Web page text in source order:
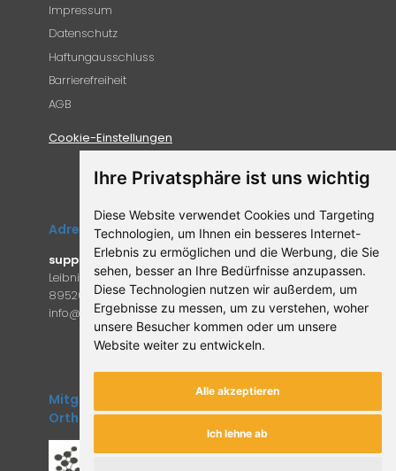
Ihre Privatsphäre ist uns wichtig
Diese Website verwendet Cookies und Targeting
Technologien, um Ihnen ein besseres Internet-
Erlebnis zu ermöglichen und die Werbung, die Sie
sehen, besser an Ihre Bedürfnisse anzupassen.
Diese Technologien nutzen wir außerdem, um
Ergebnisse zu messen, um zu verstehen, woher
unsere Besucher kommen oder um unsere
Website weiter zu entwickeln.
Alle akzeptieren
Ich lehne ab
Impressum
Datenschutz
Haftungausschluss
Barrierefreiheit
AGB
Cookie-Einstellungen
Adresse
supplemento.de
Leibniz-Campus 9
89520 Heidenheim an der Brenz
info@supplemento.de
Mitglied des Forum
Orthomolekulare Medizin